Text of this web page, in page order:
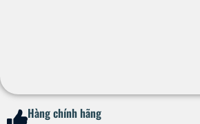
Hàng chính hãng